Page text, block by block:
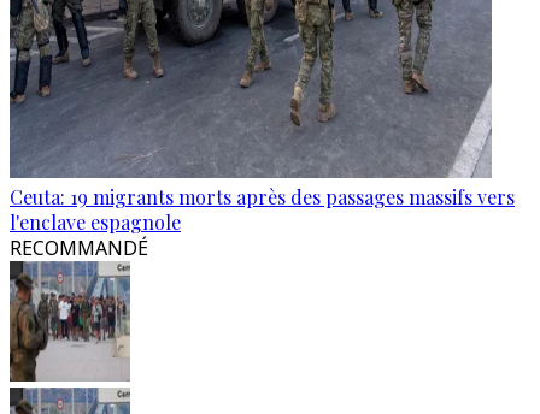
Ceuta: 19 migrants morts après des passages massifs vers
l'enclave espagnole
RECOMMANDÉ